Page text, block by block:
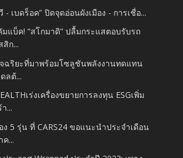
- เบดร็อค” ปิดจุดอ่อนผังเมือง - การเชื่อ...
มแบ็ค! “สโกมาดิ” ปลื้มกระแสตอบรับรถ
ก...
ฉริยะที่มาพร้อมโซลูชันพลังงานทดแทน
ลต้...
เร่งเครื่องขยายการลงทุน ESGเพิ่ม
...
ง 5 รุ่น ที่ CARS24 ขอแนะนำประจำเดือน
ค...